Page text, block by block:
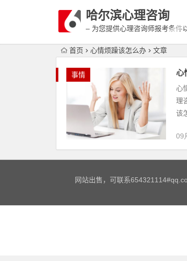
哈尔滨心理咨询
– 为您提供心理咨询师报考条件
首页 心情烦躁该怎么办 文章
事情 心
心
理
该
09
网站出售，可联系